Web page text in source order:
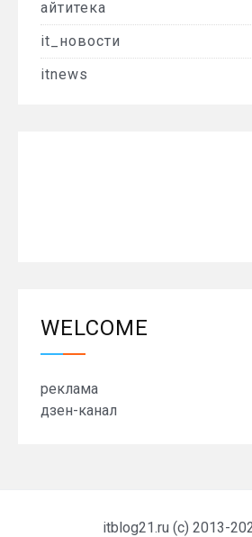
айтитека
it_новости
itnews
WELCOME
реклама
дзен-канал
itblog21.ru (c) 2013-